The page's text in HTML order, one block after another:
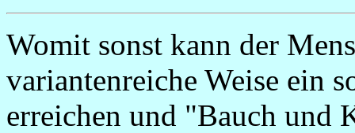
Womit sonst kann der
variantenreiche Weise ein
erreichen und "Bauch und